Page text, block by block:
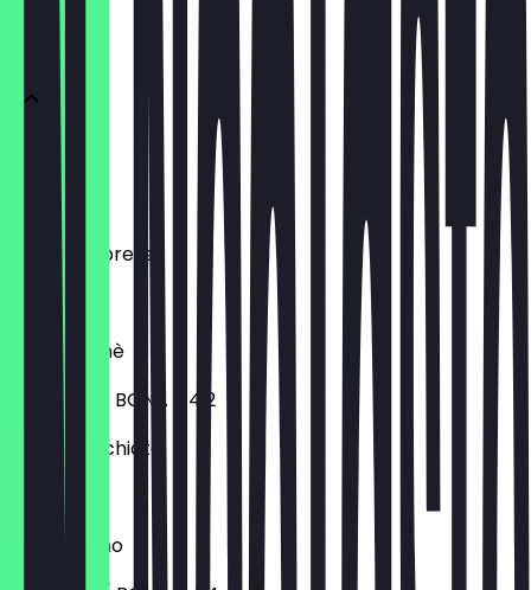
Espresso
Double Espresso
€ 3,70
Café Cremè
KITA - 3,2 / BONA - 4,2
Latte Macchiato
€ 4,70
Cappuccino